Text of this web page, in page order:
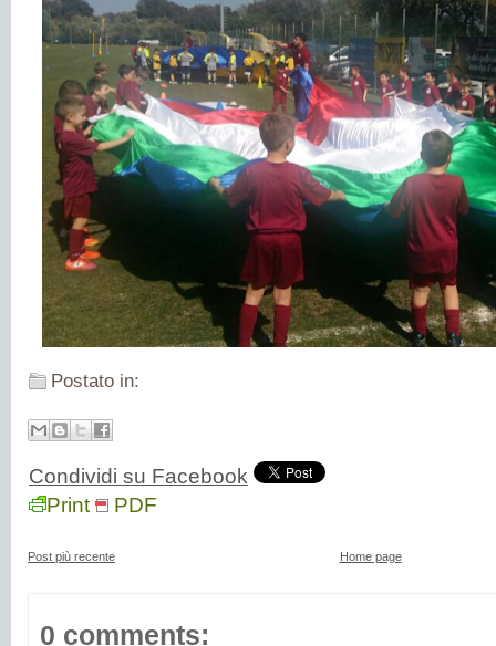
Postato in:
Condividi su Facebook
Print
PDF
Post più recente Home page
0 comments: